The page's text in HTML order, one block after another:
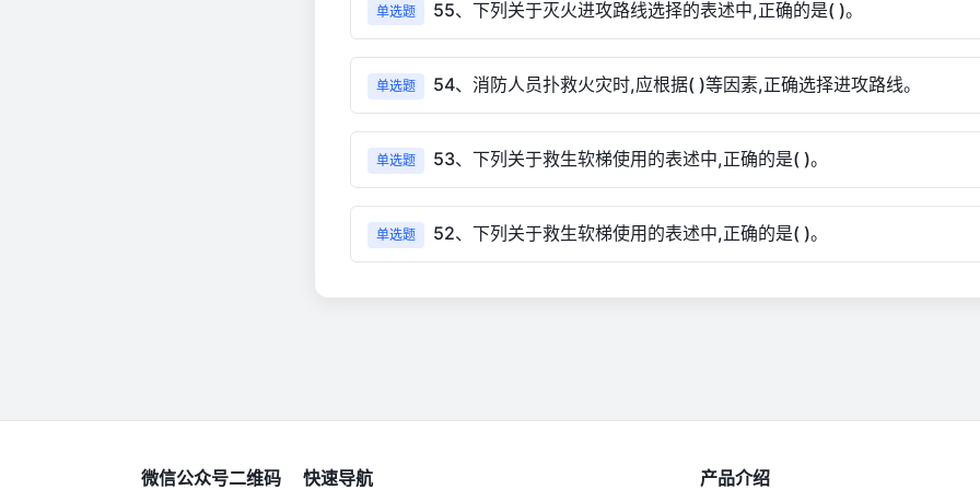
单选题 55、下列关于灭火进攻路线选择的表述中,正确的是( )。
单选题 54、消防人员扑救火灾时,应根据( )等因素,正确选择进攻路线。
单选题 53、下列关于救生软梯使用的表述中,正确的是( )。
单选题 52、下列关于救生软梯使用的表述中,正确的是( )。
微信公众号二维码 快速导航 产品介绍